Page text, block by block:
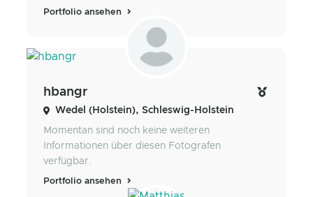
Portfolio ansehen
hbangr
Wedel (Holstein), Schleswig-Holstein
Momentan sind noch keine weiteren
Informationen über diesen Fotografen
verfügbar.
Portfolio ansehen